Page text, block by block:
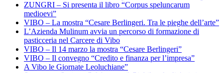
ZUNGRI – Si presenta il libro “Corpus speluncarum
medioevi”
VIBO – La mostra “Cesare Berlingeri. Tra le pieghe dell’arte”
L’Azienda Mulinum avvia un percorso di formazione di
pasticceria nel Carcere di Vibo
VIBO – Il 14 marzo la mostra “Cesare Berlingeri”
VIBO – Il convegno “Credito e finanza per l’impresa”
A Vibo le Giornate Leoluchiane”